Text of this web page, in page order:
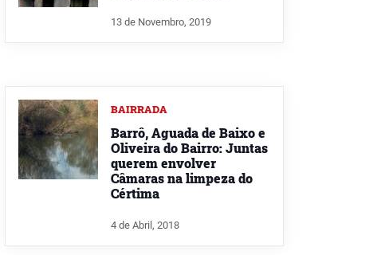
13 de Novembro, 2019
BAIRRADA
Barrô, Aguada de Baixo e
Oliveira do Bairro: Juntas
querem envolver
Câmaras na limpeza do
Cértima
4 de Abril, 2018